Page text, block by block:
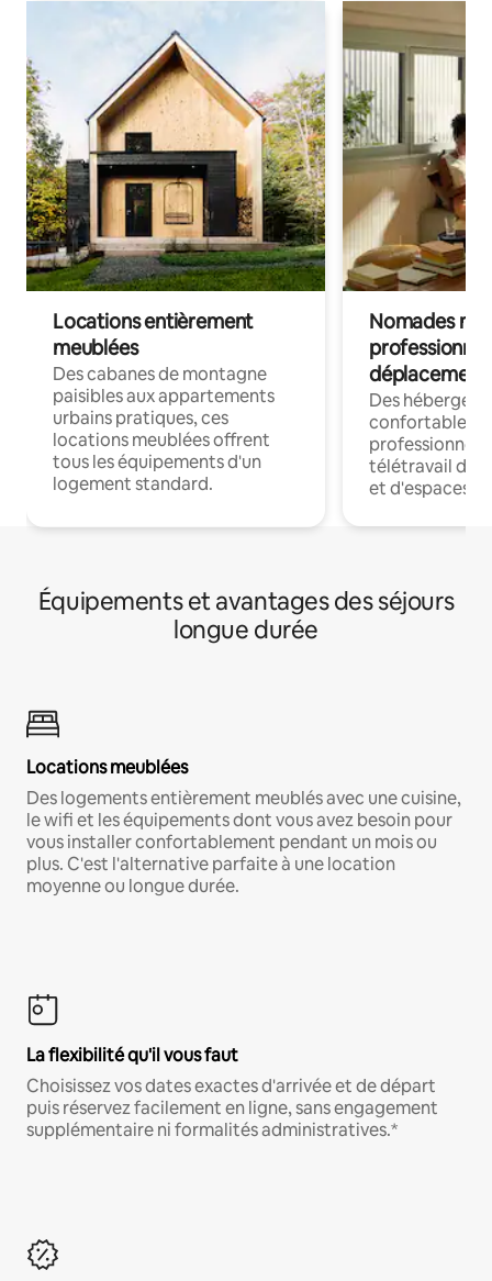
Locations entièrement
meublées
Des cabanes de montagne
paisibles aux appartements
urbains pratiques, ces
locations meublées offrent
tous les équipements d'un
logement standard.
Nomades
déplacement
Des
confortables
professionnels
télétravail
et d'espaces
Équipements et avantages des séjours
longue durée
Locations meublées
Des logements entièrement meublés avec une cuisine,
le wifi et les équipements dont vous avez besoin pour
vous installer confortablement pendant un mois ou
plus. C'est l'alternative parfaite à une location
moyenne ou longue durée.
La flexibilité qu'il vous faut
Choisissez vos dates exactes d'arrivée et de départ
puis réservez facilement en ligne, sans engagement
supplémentaire ni formalités administratives.*